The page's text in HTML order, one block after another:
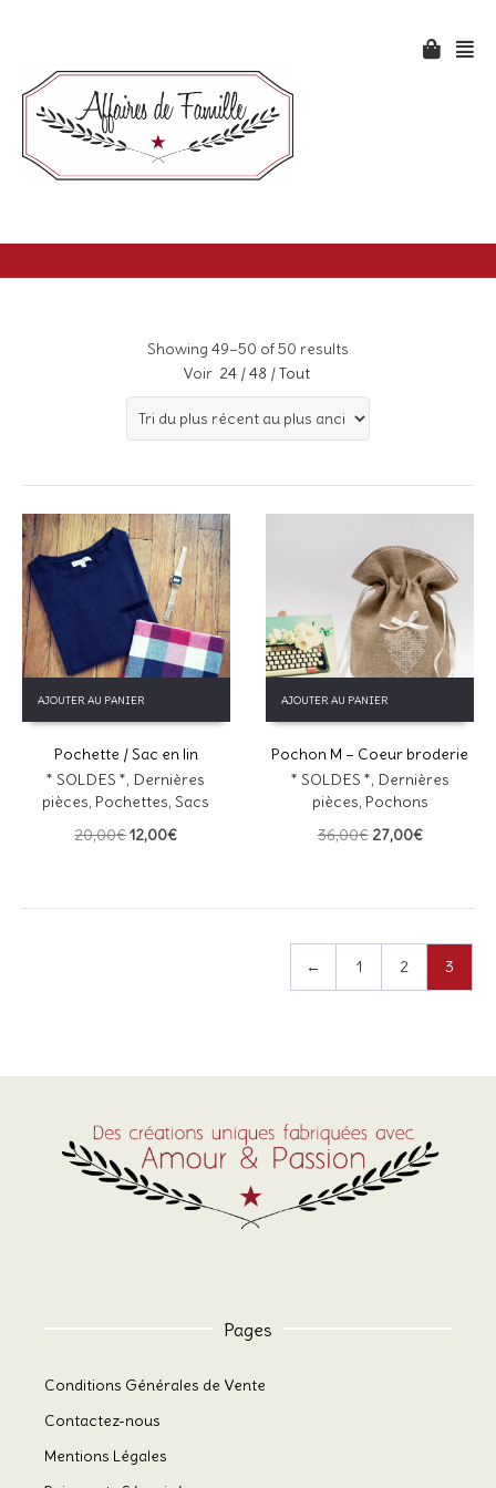
Showing 49–50 of 50 results
Voir 24 /48 /Tout
AJOUTER AU PANIER
Pochette / Sac en lin
* SOLDES *, Dernières
pièces,Pochettes,Sacs
20,00€Le
12,00€Le
AJOUTER AU PANIER
Pochon M – Coeur broderie
* SOLDES *, Dernières
pièces, Pochons
36,00€ Le
27,00€Le
← 1 2 3
Pages
Conditions Générales de Vente
Contactez-nous
Mentions Légales